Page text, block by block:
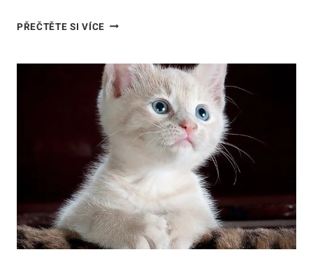
PŘEČTĚTE SI VÍCEPROČ
STELIVO:
MOŽNÉ
PŘÍČINY
RADY
OD
VETERINÁŘŮ!